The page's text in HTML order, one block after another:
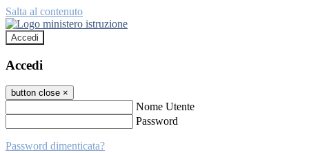
Salta al contenuto
Accedi
Accedi
button close ×
Nome Utente
Password
Password dimenticata?